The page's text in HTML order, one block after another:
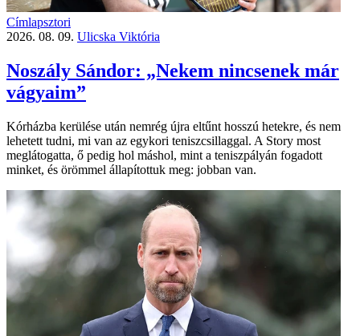
Címlapsztori
2026. 08. 09. Ulicska Viktória
Noszály Sándor: „Nekem nincsenek már
vágyaim”
Kórházba kerülése után nemrég újra eltűnt hosszú hetekre, és nem
lehetett tudni, mi van az egykori teniszcsillaggal. A Story most
meglátogatta, ő pedig hol máshol, mint a teniszpályán fogadott
minket, és örömmel állapítottuk meg: jobban van.